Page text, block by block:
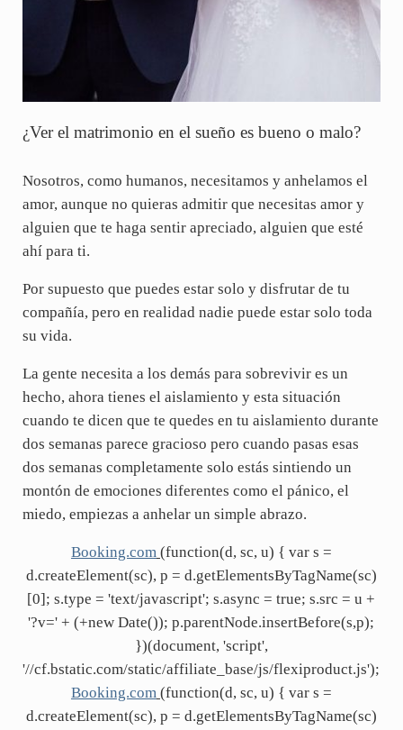
¿Ver el matrimonio en el sueño es bueno o malo?
Nosotros, como humanos, necesitamos y anhelamos el
amor, aunque no quieras admitir que necesitas amor y
alguien que te haga sentir apreciado, alguien que esté
ahí para ti.
Por supuesto que puedes estar solo y disfrutar de tu
compañía, pero en realidad nadie puede estar solo toda
su vida.
La gente necesita a los demás para sobrevivir es un
hecho, ahora tienes el aislamiento y esta situación
cuando te dicen que te quedes en tu aislamiento durante
dos semanas parece gracioso pero cuando pasas esas
dos semanas completamente solo estás sintiendo un
montón de emociones diferentes como el pánico, el
miedo, empiezas a anhelar un simple abrazo.
Booking.com (function(d, sc, u) { var s =
d.createElement(sc), p = d.getElementsByTagName(sc)
[0]; s.type = 'text/javascript'; s.async = true; s.src = u +
'?v=' + (+new Date()); p.parentNode.insertBefore(s,p);
})(document, 'script',
'//cf.bstatic.com/static/affiliate_base/js/flexiproduct.js');
Booking.com (function(d, sc, u) { var s =
d.createElement(sc), p = d.getElementsByTagName(sc)